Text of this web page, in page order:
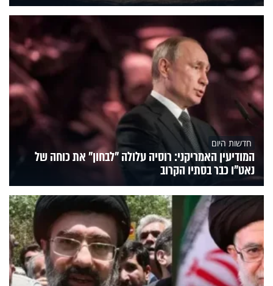
חדשות היום
המודיעין האמריקני: רוסיה עלולה "לבחון" את כוחה של
נאט"ו כבר בסתיו הקרוב